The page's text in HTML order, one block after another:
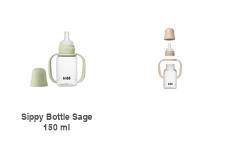
Sippy Bottle Sage
150 ml